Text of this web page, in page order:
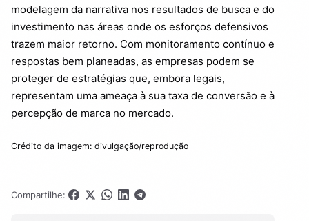
modelagem da narrativa nos resultados de busca e do
investimento nas áreas onde os esforços defensivos
trazem maior retorno. Com monitoramento contínuo e
respostas bem planeadas, as empresas podem se
proteger de estratégias que, embora legais,
representam uma ameaça à sua taxa de conversão e à
percepção de marca no mercado.
Crédito da imagem: divulgação/reprodução
Compartilhe: